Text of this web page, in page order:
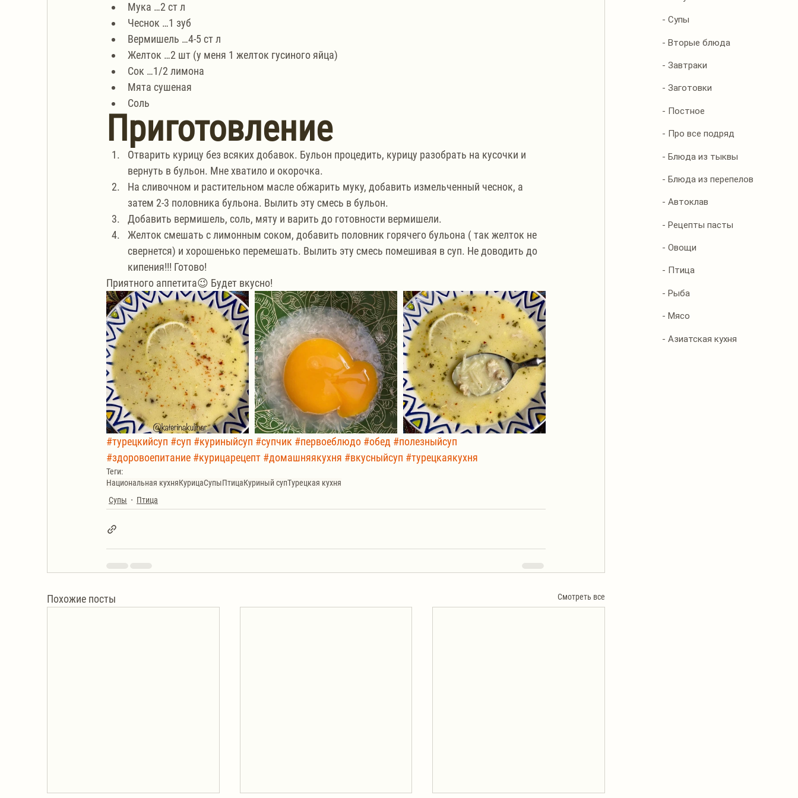
Мука …2 ст л
Чеснок …1 зуб
Вермишель …4-5 ст л
Желток …2 шт (у меня 1 желток гусиного яйца)
Сок …1/2 лимона
Мята сушеная
Соль
Приготовление
Отварить курицу без всяких добавок. Бульон процедить, курицу разобрать на кусочки и
вернуть в бульон. Мне хватило и окорочка.
На сливочном и растительном масле обжарить муку, добавить измельченный чеснок, а
затем 2-3 половника бульона. Вылить эту смесь в бульон.
Добавить вермишель, соль, мяту и варить до готовности вермишели.
Желток смешать с лимонным соком, добавить половник горячего бульона ( так желток не
свернется) и хорошенько перемешать. Вылить эту смесь помешивая в суп. Не доводить до
кипения!!! Готово!
Приятного аппетита😉 Будет вкусно!
#турецкийсуп #суп #куриныйсуп #супчик #первоеблюдо #обед #полезныйсуп
#здоровоепитание #курицарецепт #домашняякухня #вкусныйсуп #турецкаякухня
Теги:
Национальная кухняКурицаСупыПтицаКуриный супТурецкая кухня
Супы
Птица
Похожие посты Смотреть все
- Супы
- Вторые блюда
- Завтраки
- Заготовки
- Постное
- Про все подряд
- Блюда из тыквы
- Блюда из перепелов
- Автоклав
- Рецепты пасты
- Овощи
- Птица
- Рыба
- Мясо
- Азиатская кухня